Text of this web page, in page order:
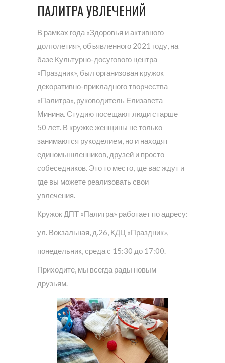
ПАЛИТРА УВЛЕЧЕНИЙ
В рамках года «Здоровья и активного
долголетия», объявленного 2021 году, на
базе Культурно-досугового центра
«Праздник», был организован кружок
декоративно-прикладного творчества
«Палитра», руководитель Елизавета
Минина. Студию посещают люди старше
50 лет. В кружке женщины не только
занимаются рукоделием, но и находят
единомышленников, друзей и просто
собеседников. Это то место, где вас ждут и
где вы можете реализовать свои
увлечения.
Кружок ДПТ «Палитра» работает по адресу:
ул. Вокзальная, д.26, КДЦ «Праздник»,
понедельник, среда с 15:30 до 17:00.
Приходите, мы всегда рады новым
друзьям.